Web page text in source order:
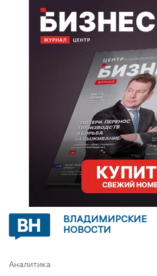
ВЛАДИМИРСКИЕ
НОВОСТИ
Аналитика